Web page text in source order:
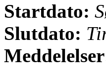
Startdato:
Slutdato: